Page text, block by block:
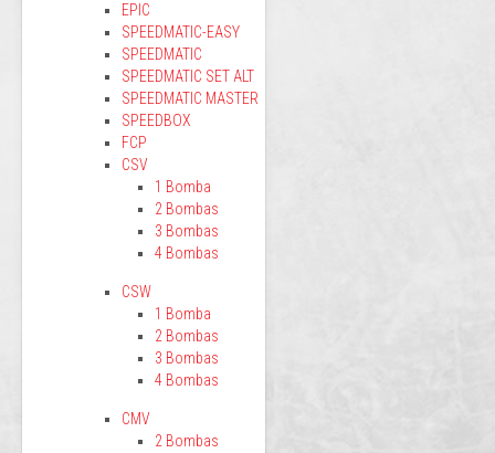
EPIC
SPEEDMATIC-EASY
SPEEDMATIC
SPEEDMATIC SET ALT
SPEEDMATIC MASTER
SPEEDBOX
FCP
CSV
1 Bomba
2 Bombas
3 Bombas
4 Bombas
CSW
1 Bomba
2 Bombas
3 Bombas
4 Bombas
CMV
2 Bombas